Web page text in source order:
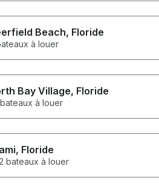
Beach, Floride
à louer
Bay Village, Floride
à louer
, Floride
bateaux à louer